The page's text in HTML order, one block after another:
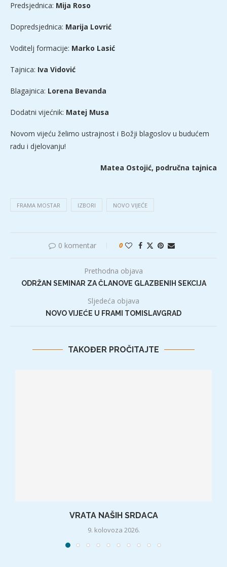
Predsjednica: Mija Roso
Dopredsjednica: Marija Lovrić
Voditelj formacije: Marko Lasić
Tajnica: Iva Vidović
Blagajnica: Lorena Bevanda
Dodatni vijećnik: Matej Musa
Novom vijeću želimo ustrajnost i Božji blagoslov u budućem
radu i djelovanju!
Matea Ostojić, područna tajnica
FRAMA MOSTAR IZBORI NOVO VIJEĆE
0 komentar 0
Prethodna objava
ODRŽAN SEMINAR ZA ČLANOVE GLAZBENIH SEKCIJA
Sljedeća objava
NOVO VIJEĆE U FRAMI TOMISLAVGRAD
TAKOĐER PROČITAJTE
VRATA NAŠIH SRDACA
9. kolovoza 2026.